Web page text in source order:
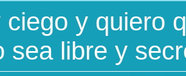
ciego y quiero
sea libre y